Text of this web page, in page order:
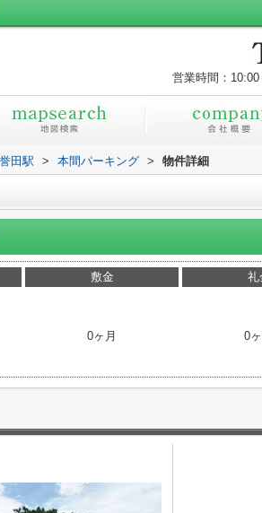
営業時間：
誉田駅 > 本間パーキング > 物件詳細
敷金
0ヶ月
礼
0